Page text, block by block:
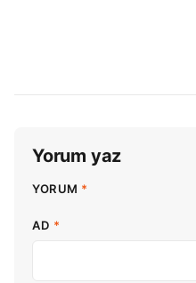
Yorum yaz
YORUM *
AD *